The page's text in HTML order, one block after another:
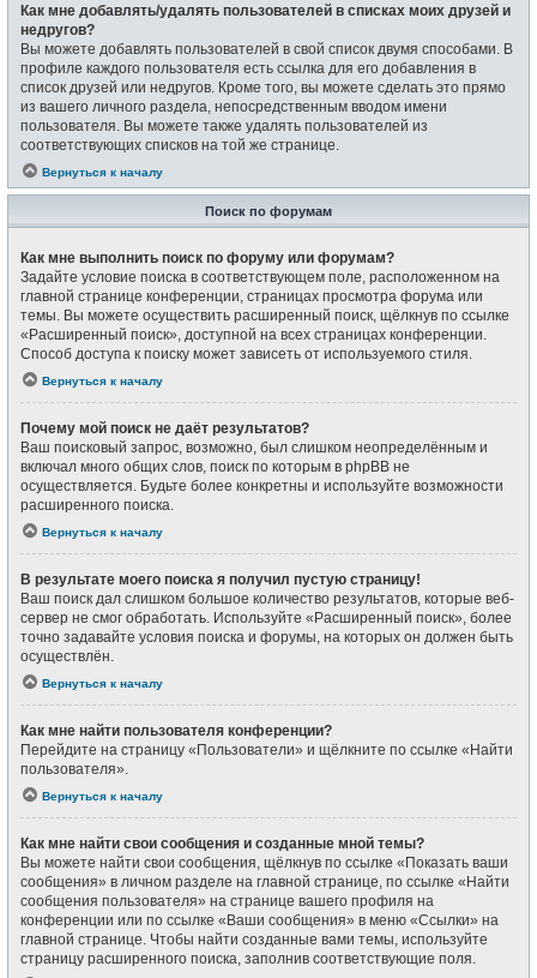
Как мне добавлять/удалять пользователей в списках моих друзей и
недругов?
Вы можете добавлять пользователей в свой список двумя способами. В
профиле каждого пользователя есть ссылка для его добавления в
список друзей или недругов. Кроме того, вы можете сделать это прямо
из вашего личного раздела, непосредственным вводом имени
пользователя. Вы можете также удалять пользователей из
соответствующих списков на той же странице.
Вернуться к началу
Поиск по форумам
Как мне выполнить поиск по форуму или форумам?
Задайте условие поиска в соответствующем поле, расположенном на
главной странице конференции, страницах просмотра форума или
темы. Вы можете осуществить расширенный поиск, щёлкнув по ссылке
«Расширенный поиск», доступной на всех страницах конференции.
Способ доступа к поиску может зависеть от используемого стиля.
Вернуться к началу
Почему мой поиск не даёт результатов?
Ваш поисковый запрос, возможно, был слишком неопределённым и
включал много общих слов, поиск по которым в phpBB не
осуществляется. Будьте более конкретны и используйте возможности
расширенного поиска.
Вернуться к началу
В результате моего поиска я получил пустую страницу!
Ваш поиск дал слишком большое количество результатов, которые веб-
сервер не смог обработать. Используйте «Расширенный поиск», более
точно задавайте условия поиска и форумы, на которых он должен быть
осуществлён.
Вернуться к началу
Как мне найти пользователя конференции?
Перейдите на страницу «Пользователи» и щёлкните по ссылке «Найти
пользователя».
Вернуться к началу
Как мне найти свои сообщения и созданные мной темы?
Вы можете найти свои сообщения, щёлкнув по ссылке «Показать ваши
сообщения» в личном разделе на главной странице, по ссылке «Найти
сообщения пользователя» на странице вашего профиля на
конференции или по ссылке «Ваши сообщения» в меню «Ссылки» на
главной странице. Чтобы найти созданные вами темы, используйте
страницу расширенного поиска, заполнив соответствующие поля.